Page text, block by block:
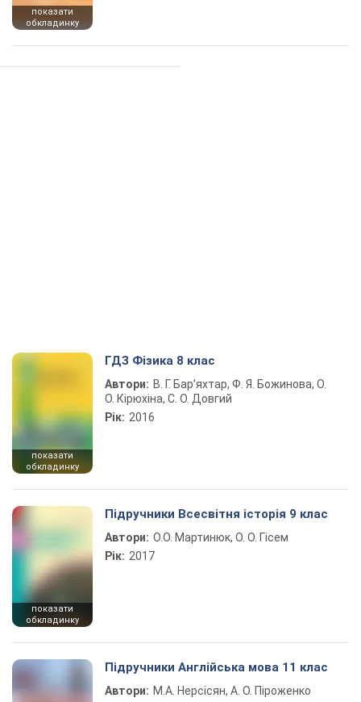
показати
обкладинку
показати
обкладинку
ГДЗ Фізика 8 клас
Автори: В. Г. Бар’яхтар, Ф. Я. Божинова, О.
О. Кірюхіна, С. О. Довгий
Рік: 2016
показати
обкладинку
Підручники Всесвітня історія 9 клас
Автори: О.О. Мартинюк, О. О. Гісем
Рік: 2017
Підручники Англійська мова 11 клас
Автори: М.А. Нерсісян, А. О. Піроженко